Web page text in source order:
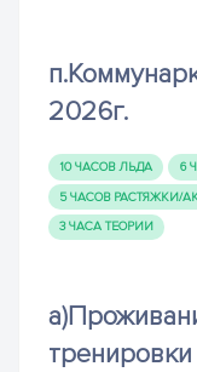
2026г.
10 ЧАСОВ ЛЬДА 6
5 ЧАСОВ РАСТЯЖКИ/
3 ЧАСА ТЕОРИИ